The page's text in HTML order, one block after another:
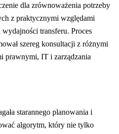
dla zrównoważenia potrzeby
z praktycznymi względami
transferu. Proces
szereg konsultacji z różnymi
prawnymi, IT i zarządzania
starannego planowania i
algorytm, który nie tylko